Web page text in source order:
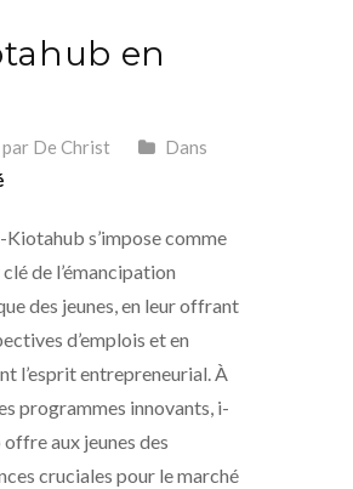
en
De Christ
Dans
Kiotahub s’impose comme
de l’émancipation
des jeunes, en leur offrant
d’emplois et en
l’esprit entrepreneurial. À
programmes innovants, i-
aux jeunes des
cruciales pour le marché